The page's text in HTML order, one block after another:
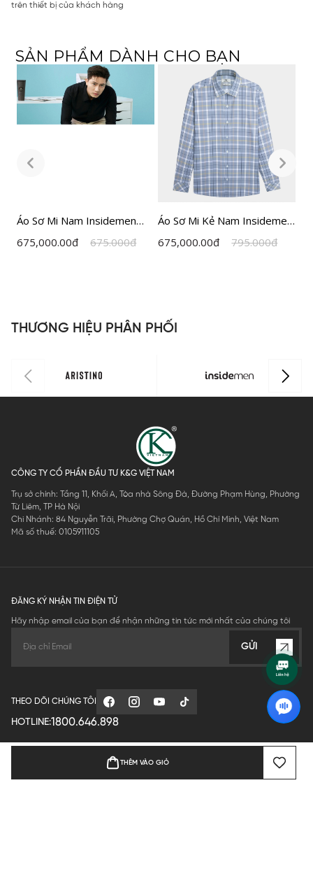
THÊM VÀO GIỎ
trên thiết bị của khách hàng
SẢN PHẨM DÀNH CHO BẠN
Áo Sơ Mi Nam Insidemen
màu đen ILS0190Z
675,000.00đ 675.000đ
Áo Sơ Mi Kẻ Nam Insidemen
Slim Fit ILS1740Z
675,000.00đ 795.000đ
THƯƠNG HIỆU PHÂN PHỐI
CÔNG TY CỔ PHẦN ĐẦU TƯ K&G VIỆT NAM
Trụ sở chính: Tầng 11, Khối A, Tòa nhà Sông Đà, Đường Phạm Hùng, Phường
Từ Liêm, TP Hà Nội
Chi Nhánh: 84 Nguyễn Trãi, Phường Chợ Quán, Hồ Chí Minh, Việt Nam
Mã số thuế: 0105911105
ĐĂNG KÝ NHẬN TIN ĐIỆN TỬ
Hãy nhập email của bạn để nhận những tin tức mới nhất của chúng tôi
GỬI
THEO DÕI CHÚNG TÔI
HOTLINE:1800.646.898